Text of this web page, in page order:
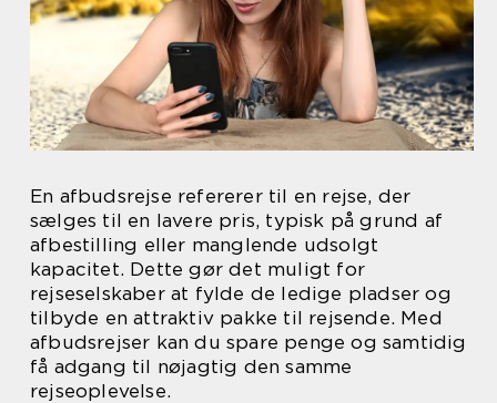
En afbudsrejse refererer til en rejse, der
sælges til en lavere pris, typisk på grund af
afbestilling eller manglende udsolgt
kapacitet. Dette gør det muligt for
rejseselskaber at fylde de ledige pladser og
tilbyde en attraktiv pakke til rejsende. Med
afbudsrejser kan du spare penge og samtidig
få adgang til nøjagtig den samme
rejseoplevelse.